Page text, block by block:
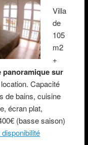
Villa
de
105
m2
+
panoramique sur
Capacité
de bains, cuisine
écran plat,
(basse saison)
disponibilité